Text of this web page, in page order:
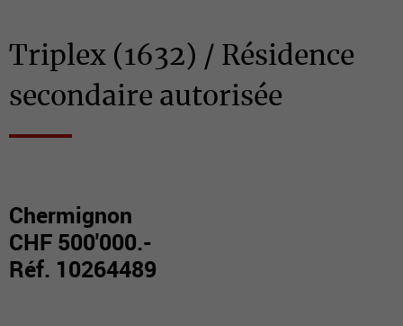
Triplex (1632) / Résidence
secondaire autorisée
Chermignon
CHF 500'000.-
Réf. 10264489